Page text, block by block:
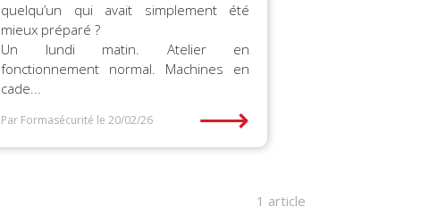
quelqu’un qui avait simplement été
mieux préparé ?
Un lundi matin. Atelier en
fonctionnement normal. Machines en
cade...
Par Formasécurité le 20/02/26 ⟶
1 article